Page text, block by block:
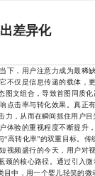
差异化
，用户注意力成为最稀
不仅是信息传递的载体，
图文组合，导致首图同质
点击率与转化效果。真正
力，从而在瞬间抓住用户目
验的重视程度不断提升
“高转化率”的双重目标。
视频盛行的今天，用户对
颈的核心路径。通过引入
目中，用一个婴儿轻笑的